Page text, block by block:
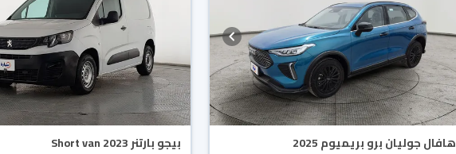
هافال جوليان برو بريميوم 2025 بيجو بارتنر Short van 2023